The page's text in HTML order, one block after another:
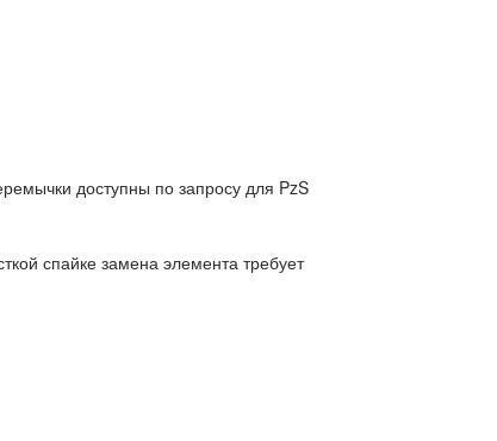
доступны по запросу для PzS
спайке замена элемента требует